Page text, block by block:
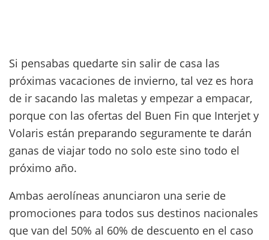
Si pensabas quedarte sin salir de casa las
próximas vacaciones de invierno, tal vez es hora
de ir sacando las maletas y empezar a empacar,
porque con las ofertas del Buen Fin que Interjet y
Volaris están preparando seguramente te darán
ganas de viajar todo no solo este sino todo el
próximo año.
Ambas aerolíneas anunciaron una serie de
promociones para todos sus destinos nacionales
que van del 50% al 60% de descuento en el caso